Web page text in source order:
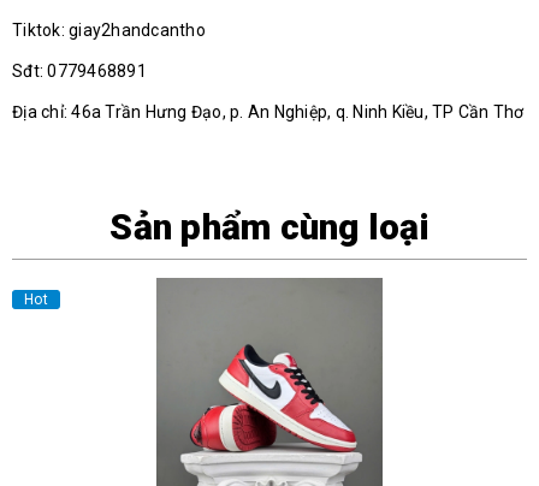
Tiktok: giay2handcantho
Sđt: 0779468891
Địa chỉ: 46a Trần Hưng Đạo, p. An Nghiệp, q. Ninh Kiều, TP Cần Thơ
Sản phẩm cùng loại
Hot